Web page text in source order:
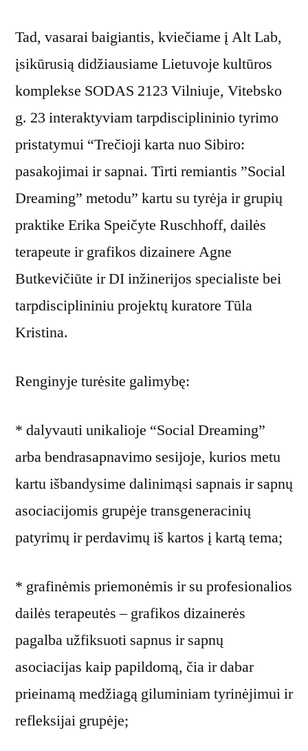
Tad, vasarai baigiantis, kviečiame į Alt Lab,
įsikūrusią didžiausiame Lietuvoje kultūros
komplekse SODAS 2123 Vilniuje, Vitebsko
g. 23 interaktyviam tarpdisciplininio tyrimo
pristatymui “Trečioji karta nuo Sibiro:
pasakojimai ir sapnai. Tìrti remiantis ”Social
Dreaming” metodu” kartu su tyrėja ir grupių
praktike Erika Speičyte Ruschhoff, dailės
terapeute ir grafikos dizainere Agne
Butkevičiūte ir DI inžinerijos specialiste bei
tarpdisciplininiu projektų kuratore Tūla
Kristina.
Renginyje turėsite galimybę:
* dalyvauti unikalioje “Social Dreaming”
arba bendrasapnavimo sesijoje, kurios metu
kartu išbandysime dalinimąsi sapnais ir sapnų
asociacijomis grupėje transgeneracinių
patyrimų ir perdavimų iš kartos į kartą tema;
* grafinėmis priemonėmis ir su profesionalios
dailės terapeutės – grafikos dizainerės
pagalba užfiksuoti sapnus ir sapnų
asociacijas kaip papildomą, čia ir dabar
prieinamą medžiagą giluminiam tyrinėjimui ir
refleksijai grupėje;